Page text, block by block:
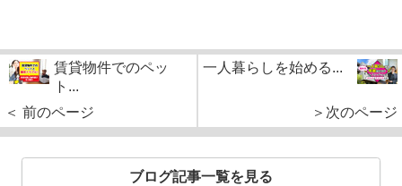
賃貸物件でのペッ
ト...
＜ 前のページ
一人暮らしを始める...
＞次のページ
ブログ記事一覧を見る